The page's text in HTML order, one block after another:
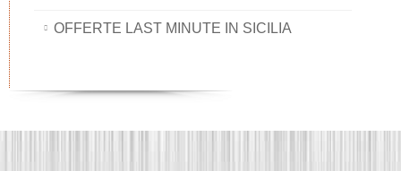
OFFERTE LAST MINUTE IN SICILIA